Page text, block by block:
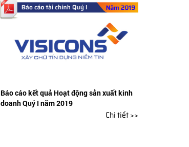
Báo cáo kết quả Hoạt động sản xuất kinh
doanh Quý I năm 2019
Chi tiết >>